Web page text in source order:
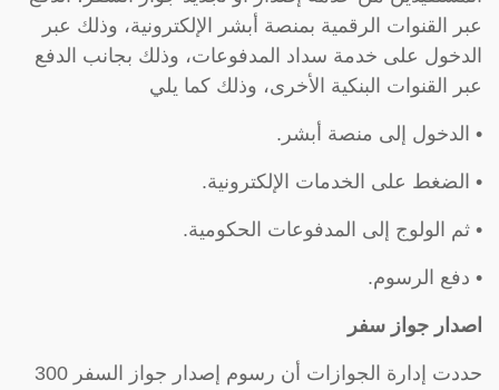
عبر القنوات الرقمية بمنصة أبشر الإلكترونية، وذلك عبر
الدخول على خدمة سداد المدفوعات، وذلك بجانب الدفع
عبر القنوات البنكية الأخرى، وذلك كما يلي
• الدخول إلى منصة أبشر.
• الضغط على الخدمات الإلكترونية.
• ثم الولوج إلى المدفوعات الحكومية.
• دفع الرسوم.
اصدار جواز سفر
حددت إدارة الجوازات أن رسوم إصدار جواز السفر 300